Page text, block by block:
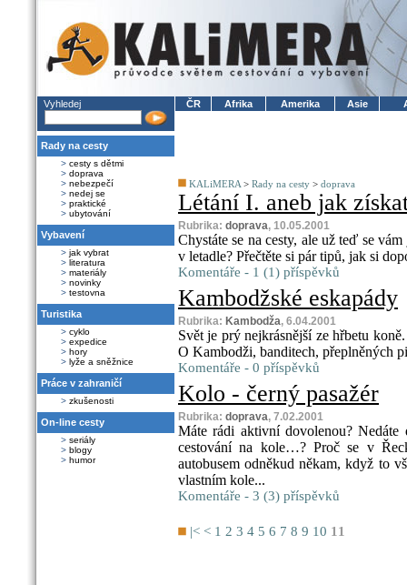
Vyhledej
Rady na cesty
> cesty s dětmi
> doprava
> nebezpečí
> nedej se
> praktické
> ubytování
Vybavení
> jak vybrat
> literatura
> materiály
> novinky
> testovna
Turistika
> cyklo
> expedice
> hory
> lyže a sněžnice
Práce v zahraničí
> zkušenosti
On-line cesty
> seriály
> blogy
> humor
ČR Afrika Amerika Asie
KALiMERA > Rady na cesty > doprava
Létání I. aneb jak
Rubrika: doprava, 10.05.2001
Chystáte se na cesty, ale už teď se
v letadle? Přečtěte si pár tipů, jak si
Komentáře - 1 (1) příspěvků
Kambodžské eskapády
Rubrika: Kambodža, 6.04.2001
Svět je prý nejkrásnější ze hřbetu
O Kambodži, banditech, přeplněných
Komentáře - 0 příspěvků
Kolo - černý pasažér
Rubrika: doprava, 7.02.2001
Máte rádi aktivní dovolenou? Nedáte
cestování na kole…? Proč se v
autobusem odněkud někam, když to
vlastním kole...
Komentáře - 3 (3) příspěvků
|< < 1 2 3 4 5 6 7 8 9 10 11